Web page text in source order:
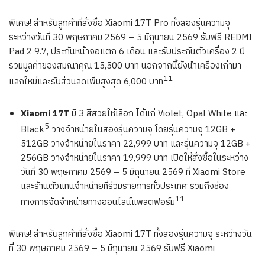
พิเศษ! สำหรับลูกค้าที่สั่งซื้อ Xiaomi 17T Pro ทั้งสองรุ่นความจุ
ระหว่างวันที่ 30 พฤษภาคม 2569 – 5 มิถุนายน 2569 รับฟรี REDMI
Pad 2 9.7, ประกันหน้าจอแตก 6 เดือน และรับประกันตัวเครื่อง 2 ปี
รวมมูลค่าของสมณาคุณ 15,500 บาท นอกจากนี้ยังนำเครื่องเก่ามา
แลกใหม่และรับส่วนลดเพิ่มสูงสุด 6,000 บาท11
Xiaomi 17T มี 3 สีสวยให้เลือก ได้แก่ Violet, Opal White และ
Black5 วางจำหน่ายในสองรุ่นความจุ โดยรุ่นความจุ 12GB +
512GB วางจำหน่ายในราคา 22,999 บาท และรุ่นความจุ 12GB +
256GB วางจำหน่ายในราคา 19,999 บาท เปิดให้สั่งซื้อในระหว่าง
วันที่ 30 พฤษภาคม 2569 – 5 มิถุนายน 2569 ที่ Xiaomi Store
และร้านตัวแทนจำหน่ายที่ร่วมรายการทั่วประเทศ รวมถึงช่อง
ทางการจัดจำหน่ายทางออนไลน์แพลตฟอร์ม11
พิเศษ! สำหรับลูกค้าที่สั่งซื้อ Xiaomi 17T ทั้งสองรุ่นความจุ ระหว่างวัน
ที่ 30 พฤษภาคม 2569 – 5 มิถุนายน 2569 รับฟรี Xiaomi